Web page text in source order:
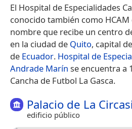
El Hospital de Especialidades
conocido también como HCAM
nombre que recibe un centro
en la ciudad de Quito, capital
de Ecuador. Hospital de
Andrade Marín se encuentra a
Cancha de Futbol La Gasca.
Palacio de La
edificio público